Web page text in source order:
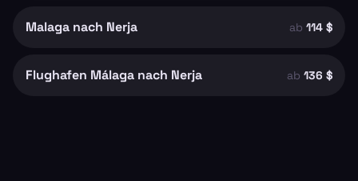
Malaga nach Nerja ab 114 $
Flughafen Málaga nach Nerja ab 136 $